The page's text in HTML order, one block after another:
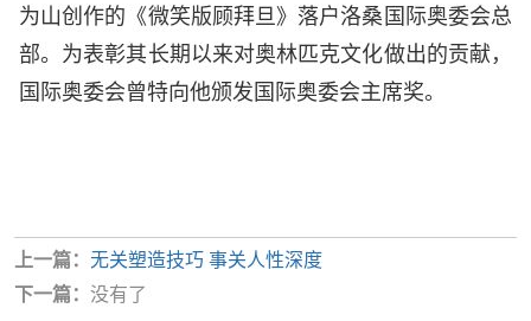
为山创作的《微笑版顾拜旦》落户洛桑国际奥委会总
部。为表彰其长期以来对奥林匹克文化做出的贡献，
国际奥委会曾特向他颁发国际奥委会主席奖。
上一篇： 无关塑造技巧 事关人性深度
下一篇： 没有了